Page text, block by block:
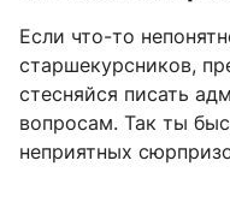
Если что-то
старшекурсников,
стесняйся писать
вопросам. Так ты
неприятных